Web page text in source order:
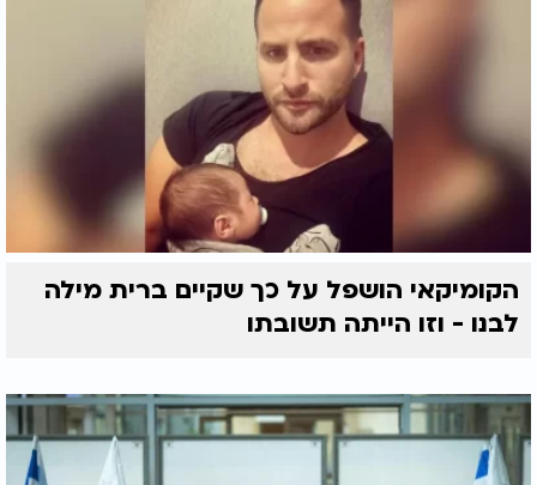
הקומיקאי הושפל על כך שקיים ברית מילה
לבנו - וזו הייתה תשובתו